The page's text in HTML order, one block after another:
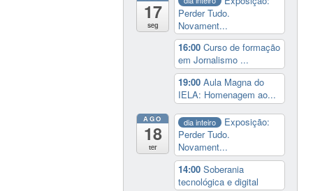
17
seg
Perder Tudo.
Novament...
16:00Curso de formação
em Jornalismo ...
19:00Aula Magna do
IELA: Homenagem ao...
AGO
18
ter
dia inteiro
Exposição:
Perder Tudo.
Novament...
14:00Soberania
tecnológica e digital